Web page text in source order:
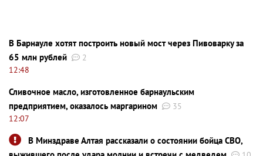
В Барнауле хотят построить новый мост через Пивоварку за
65 млн рублей
2
12:48
Сливочное масло, изготовленное барнаульским
предприятием, оказалось маргарином
35
12:07
В Минздраве Алтая рассказали о состоянии бойца СВО,